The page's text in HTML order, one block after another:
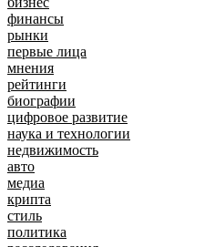
финансы
рынки
первые лица
мнения
рейтинги
биографии
цифровое развитие
наука и технологии
недвижимость
авто
медиа
крипта
стиль
политика